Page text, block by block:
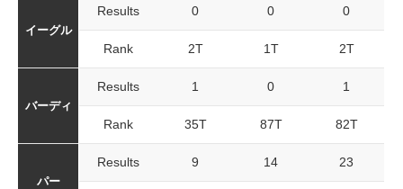
イーグル
Results 0 0 0
Rank 2T 1T 2T
バーディ
Results 1 0 1
Rank 35T 87T 82T
パー
Results 9 14 23